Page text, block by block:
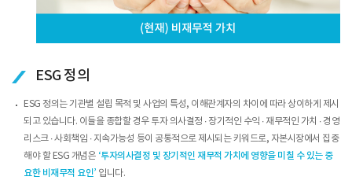
ESG 정의
ESG 정의는 기관별 설립 목적 및 사업의 특성, 이해관계자의 차이에 따라 상이하게 제시
되고 있습니다. 이들을 종합할 경우 투자 의사결정 ∙ 장기적인 수익 ∙ 재무적인 가치 ∙ 경영
리스크 ∙ 사회책임 ∙ 지속가능성 등이 공통적으로 제시되는 키워드로, 자본시장에서 집중
해야 할 ESG 개념은 ‘투자의사결정 및 장기적인 재무적 가치에 영향을 미칠 수 있는 중
요한 비재무적 요인’ 입니다.